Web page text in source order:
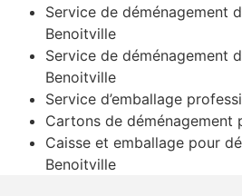
Service de déménagement
Benoitville
Service de déménagement
Benoitville
Service d’emballage
Cartons de déménagement
Caisse et emballage pour
Benoitville